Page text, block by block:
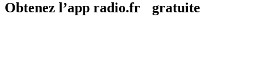
Obtenez l’app radio.fr gratuite